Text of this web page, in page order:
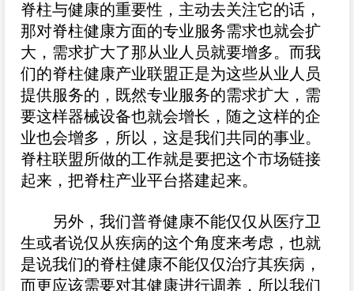
脊柱与健康的重要性，主动去关注它的话，
那对脊柱健康方面的专业服务需求也就会扩
大，需求扩大了那从业人员就要增多。而我
们的脊柱健康产业联盟正是为这些从业人员
提供服务的，既然专业服务的需求扩大，需
要这样器械设备也就会增长，随之这样的企
业也会增多，所以，这是我们共同的事业。
脊柱联盟所做的工作就是要把这个市场链接
起来，把脊柱产业平台搭建起来。
另外，我们普脊健康不能仅仅从医疗卫
生或者说仅从疾病的这个角度来考虑，也就
是说我们的脊柱健康不能仅仅治疗其疾病，
而更应该需要对其健康进行调养，所以我们